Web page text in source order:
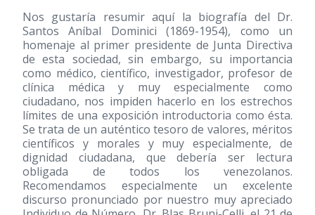
Nos gustaría resumir aquí la biografía del Dr.
Santos Aníbal Dominici (1869-1954), como un
homenaje al primer presidente de Junta Directiva
de esta sociedad, sin embargo, su importancia
como médico, científico, investigador, profesor de
clínica médica y muy especialmente como
ciudadano, nos impiden hacerlo en los estrechos
límites de una exposición introductoria como ésta.
Se trata de un auténtico tesoro de valores, méritos
científicos y morales y muy especialmente, de
dignidad ciudadana, que debería ser lectura
obligada de todos los venezolanos.
Recomendamos especialmente un excelente
discurso pronunciado por nuestro muy apreciado